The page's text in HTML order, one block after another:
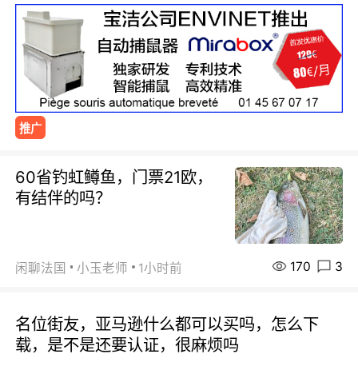
推广
60省钓虹鳟鱼，门票21欧，
有结伴的吗？
闲聊法国 小玉老师 1小时前 170 3
名位街友，亚马逊什么都可以买吗，怎么下
载，是不是还要认证，很麻烦吗